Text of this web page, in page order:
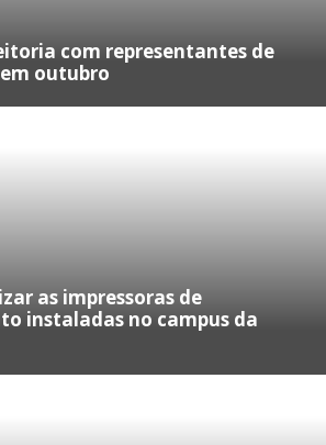
com representantes de
outubro
as impressoras de
instaladas no campus da